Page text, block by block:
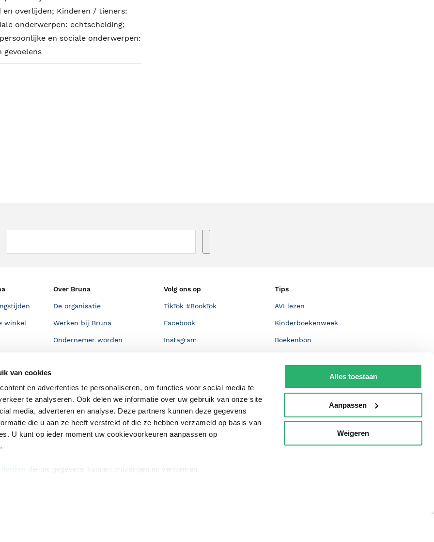
van cookies
en advertenties te personaliseren, om functies voor social media te
te analyseren. Ook delen we informatie over uw gebruik van onze site
media, adverteren en analyse. Deze partners kunnen deze gegevens
die u aan ze heeft verstrekt of die ze hebben verzameld op basis van
U kunt op ieder moment uw cookievoorkeuren aanpassen op
.
die uw gegevens kunnen ontvangen en verwerken.
Alles toestaan
Aanpassen
Weigeren
en overlijden; Kinderen / tieners:
onderwerpen: echtscheiding;
en sociale onderwerpen:
gevoelens
winkel
Over Bruna
De organisatie
Werken bij Bruna
Ondernemer worden
Statement
Blog
Discriminerende boeken
Volg ons op
TikTok #BookTok
Facebook
Instagram
Tips
AVI lezen
Kinderboekenweek
Boekenbon
Wet op de Vaste Boekenprijs